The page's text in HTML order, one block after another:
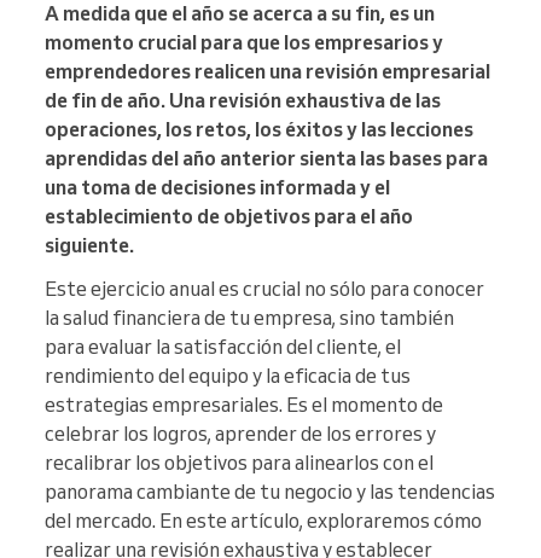
A medida que el año se acerca a su fin, es un
momento crucial para que los empresarios y
emprendedores realicen una revisión empresarial
de fin de año. Una revisión exhaustiva de las
operaciones, los retos, los éxitos y las lecciones
aprendidas del año anterior sienta las bases para
una toma de decisiones informada y el
establecimiento de objetivos para el año
siguiente.
Este ejercicio anual es crucial no sólo para conocer
la salud financiera de tu empresa, sino también
para evaluar la satisfacción del cliente, el
rendimiento del equipo y la eficacia de tus
estrategias empresariales. Es el momento de
celebrar los logros, aprender de los errores y
recalibrar los objetivos para alinearlos con el
panorama cambiante de tu negocio y las tendencias
del mercado. En este artículo, exploraremos cómo
realizar una revisión exhaustiva y establecer